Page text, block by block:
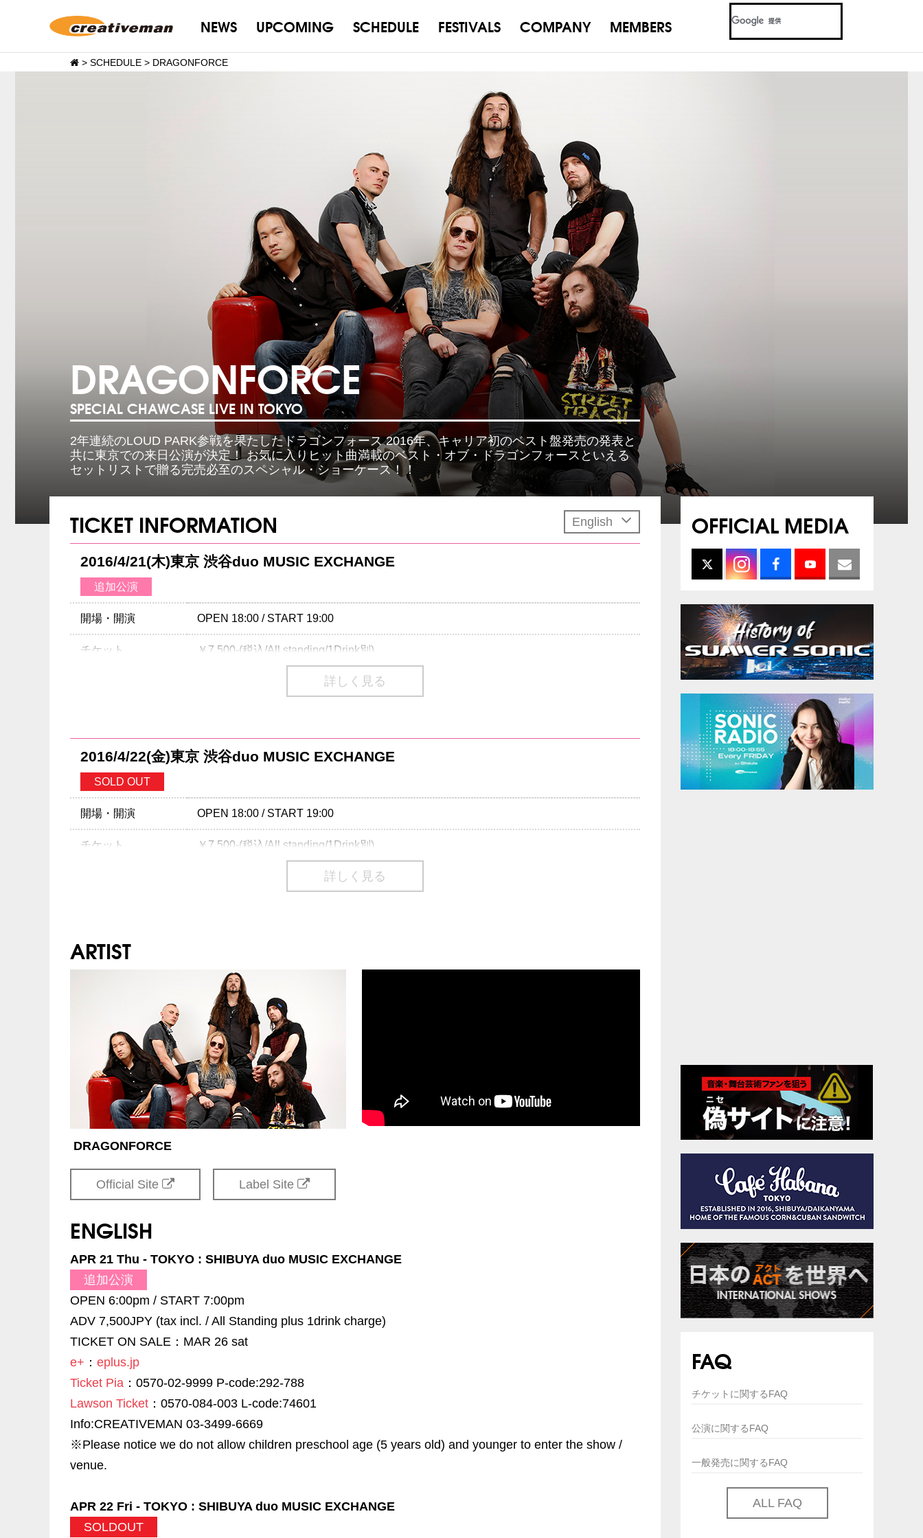
NEWS UPCOMING SCHEDULE FESTIVALS COMPANY MEMBERS
> SCHEDULE > DRAGONFORCE
DRAGONFORCE
SPECIAL CHAWCASE LIVE IN TOKYO
2年連続のLOUD PARK参戦を果たしたドラゴンフォース 2016年、キャリア初のベスト盤発売の発表と
共に東京での来日公演が決定！ お気に入りヒット曲満載のベスト・オブ・ドラゴンフォースといえる
セットリストで贈る完売必至のスペシャル・ショーケース！！
English
TICKET INFORMATION
2016/4/21(木)東京 渋谷duo MUSIC EXCHANGE
追加公演
開場・開演 OPEN 18:00 / START 19:00
チケット ￥7,500-(税込/All standing/1Drink別)
ローソンチケット
※0570で始まる電話番号は、一部携帯・PHS不可
注意事項
企画・制作・招聘：クリエイティブマン
詳しく見る
2016/4/22(金)東京 渋谷duo MUSIC EXCHANGE
SOLD OUT
開場・開演 OPEN 18:00 / START 19:00
チケット ￥7,500-(税込/All standing/1Drink別)
Victor Entertainment企画・制作・招聘：クリエイティブマン
詳しく見る
ARTIST
DRAGONFORCE
Official Site Label Site
ENGLISH
APR 21 Thu - TOKYO : SHIBUYA duo MUSIC EXCHANGE
追加公演
OPEN 6:00pm / START 7:00pm
ADV 7,500JPY (tax incl. / All Standing plus 1drink charge)
TICKET ON SALE：MAR 26 sat
e+ ： eplus.jp
Ticket Pia ：0570-02-9999 P-code:292-788
Lawson Ticket ：0570-084-003 L-code:74601
Info:CREATIVEMAN 03-3499-6669
※Please notice we do not allow children preschool age (5 years old) and younger to enter the show /
venue.
APR 22 Fri - TOKYO : SHIBUYA duo MUSIC EXCHANGE
SOLDOUT
OFFICIAL MEDIA
FAQ
チケットに関するFAQ
公演に関するFAQ
一般発売に関するFAQ
ALL FAQ